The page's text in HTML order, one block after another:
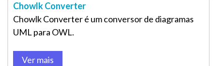
Chowlk Converter
Chowlk Converter é um conversor de diagramas
UML para OWL.
Ver mais